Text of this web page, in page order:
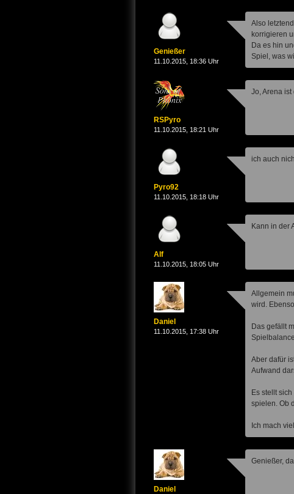
Genießer
11.10.2015, 18:36 Uhr
Also
korrigieren
Da es hin
Spiel, was
RSPyro
11.10.2015, 18:21 Uhr
Jo, Arena ist
Pyro92
11.10.2015, 18:18 Uhr
ich auch
Alf
11.10.2015, 18:05 Uhr
Kann in der
Daniel
11.10.2015, 17:38 Uhr
Allgemein
wird.
Das gefällt
Aber dafür
Aufwand
Es stellt
spielen. Ob
Ich mach
Daniel
Genießer,